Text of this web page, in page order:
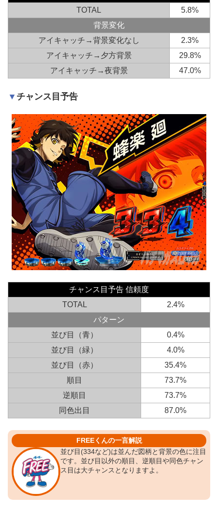
TOTAL
5.8%
背景変化
アイキャッチ→背景変化なし
2.3%
アイキャッチ→夕方背景
29.8%
アイキャッチ→夜背景
47.0%
チャンス目予告
チャンス目予告 信頼度
TOTAL
2.4%
パターン
並び目（青）
0.4%
並び目（緑）
4.0%
並び目（赤）
35.4%
順目
73.7%
逆順目
73.7%
同色出目
87.0%
FREEくんの一言解説
並び目(334など)は並んだ図柄と背景の色に注目
です。並び目以外の順目、逆順目や同色チャン
ス目は大チャンスとなりますよ。